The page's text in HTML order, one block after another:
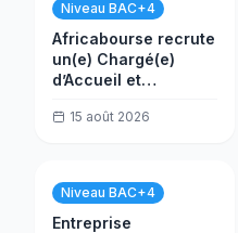
Niveau BAC+4
Africabourse recrute
un(e) Chargé(e)
d’Accueil et
Clientèle
15 août 2026
Niveau BAC+4
Entreprise